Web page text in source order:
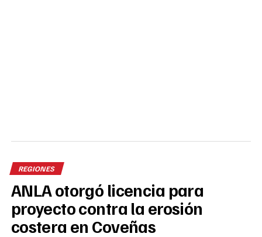
REGIONES
ANLA otorgó licencia para
proyecto contra la erosión
costera en Coveñas